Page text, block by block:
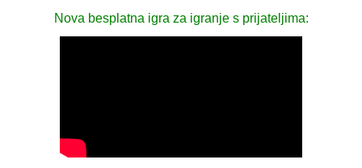
Nova besplatna igra za igranje s prijateljima: